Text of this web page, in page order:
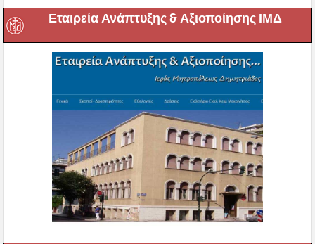
Εταιρεία Ανάπτυξης & Αξιοποίησης ΙΜΔ